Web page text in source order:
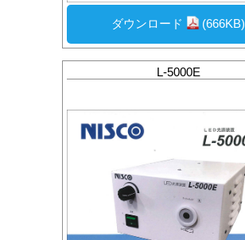
ダウンロード (666KB)
L-5000E